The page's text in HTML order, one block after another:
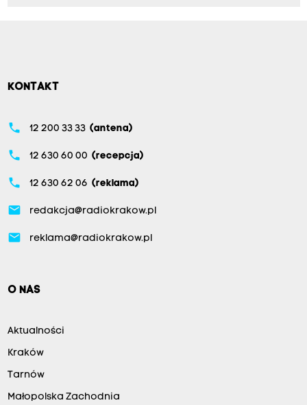
KONTAKT
phone 12 200 33 33 (antena)
phone 12 630 60 00 (recepcja)
phone 12 630 62 06 (reklama)
email redakcja@radiokrakow.pl
email reklama@radiokrakow.pl
O NAS
Aktualności
Kraków
Tarnów
Małopolska Zachodnia